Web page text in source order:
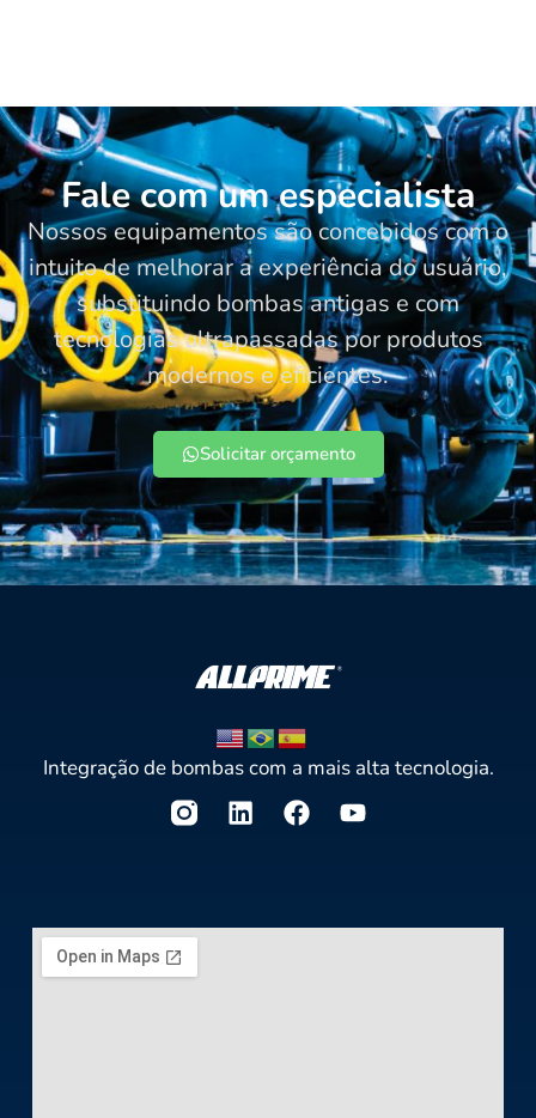
Fale com um especialista
Nossos equipamentos são concebidos com o
intuito de melhorar a experiência do usuário,
substituindo bombas antigas e com
tecnologias ultrapassadas por produtos
modernos e eficientes.
Solicitar orçamento
Integração de bombas com a mais alta tecnologia.